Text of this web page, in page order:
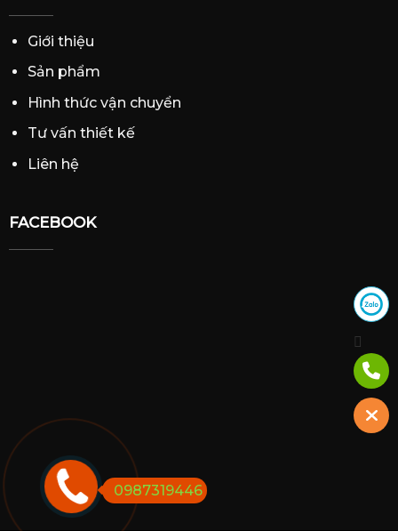
Giới thiệu
Sản phẩm
Hình thức vận chuyển
Tư vấn thiết kế
Liên hệ
FACEBOOK
0987319446